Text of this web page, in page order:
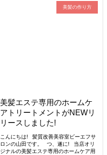
美髪の作り方
美髪エステ専用のホームケ
アトリートメントがNEWリ
リースしました!
こんにちは! 髪質改善美容室ビーエフサ
ロンの山田です。 つ、遂に! 当店オリ
ジナルの美髪エステ専用のホームケア用